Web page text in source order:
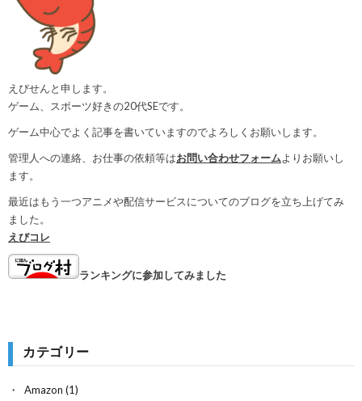
えびせんと申します。
ゲーム、スポーツ好きの20代SEです。
ゲーム中心でよく記事を書いていますのでよろしくお願いします。
管理人への連絡、お仕事の依頼等はお問い合わせフォームよりお願いし
ます。
最近はもう一つアニメや配信サービスについてのブログを立ち上げてみ
ました。
えびコレ
ランキングに参加してみました
カテゴリー
Amazon (1)